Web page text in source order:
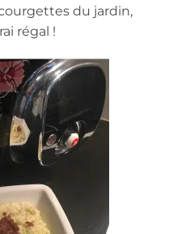
du jardin,
régal !